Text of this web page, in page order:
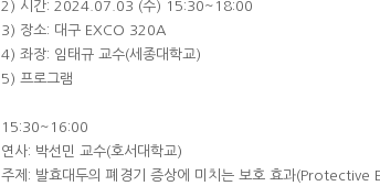
2) 시간: 2024.07.03 (수) 15:30~18:00
3) 장소: 대구 EXCO 320A
4) 좌장: 임태규 교수(세종대학교)
5) 프로그램
15:30~16:00
연사: 박선민 교수(호서대학교)
주제: 발효대두의 폐경기 증상에 미치는 보호 효과